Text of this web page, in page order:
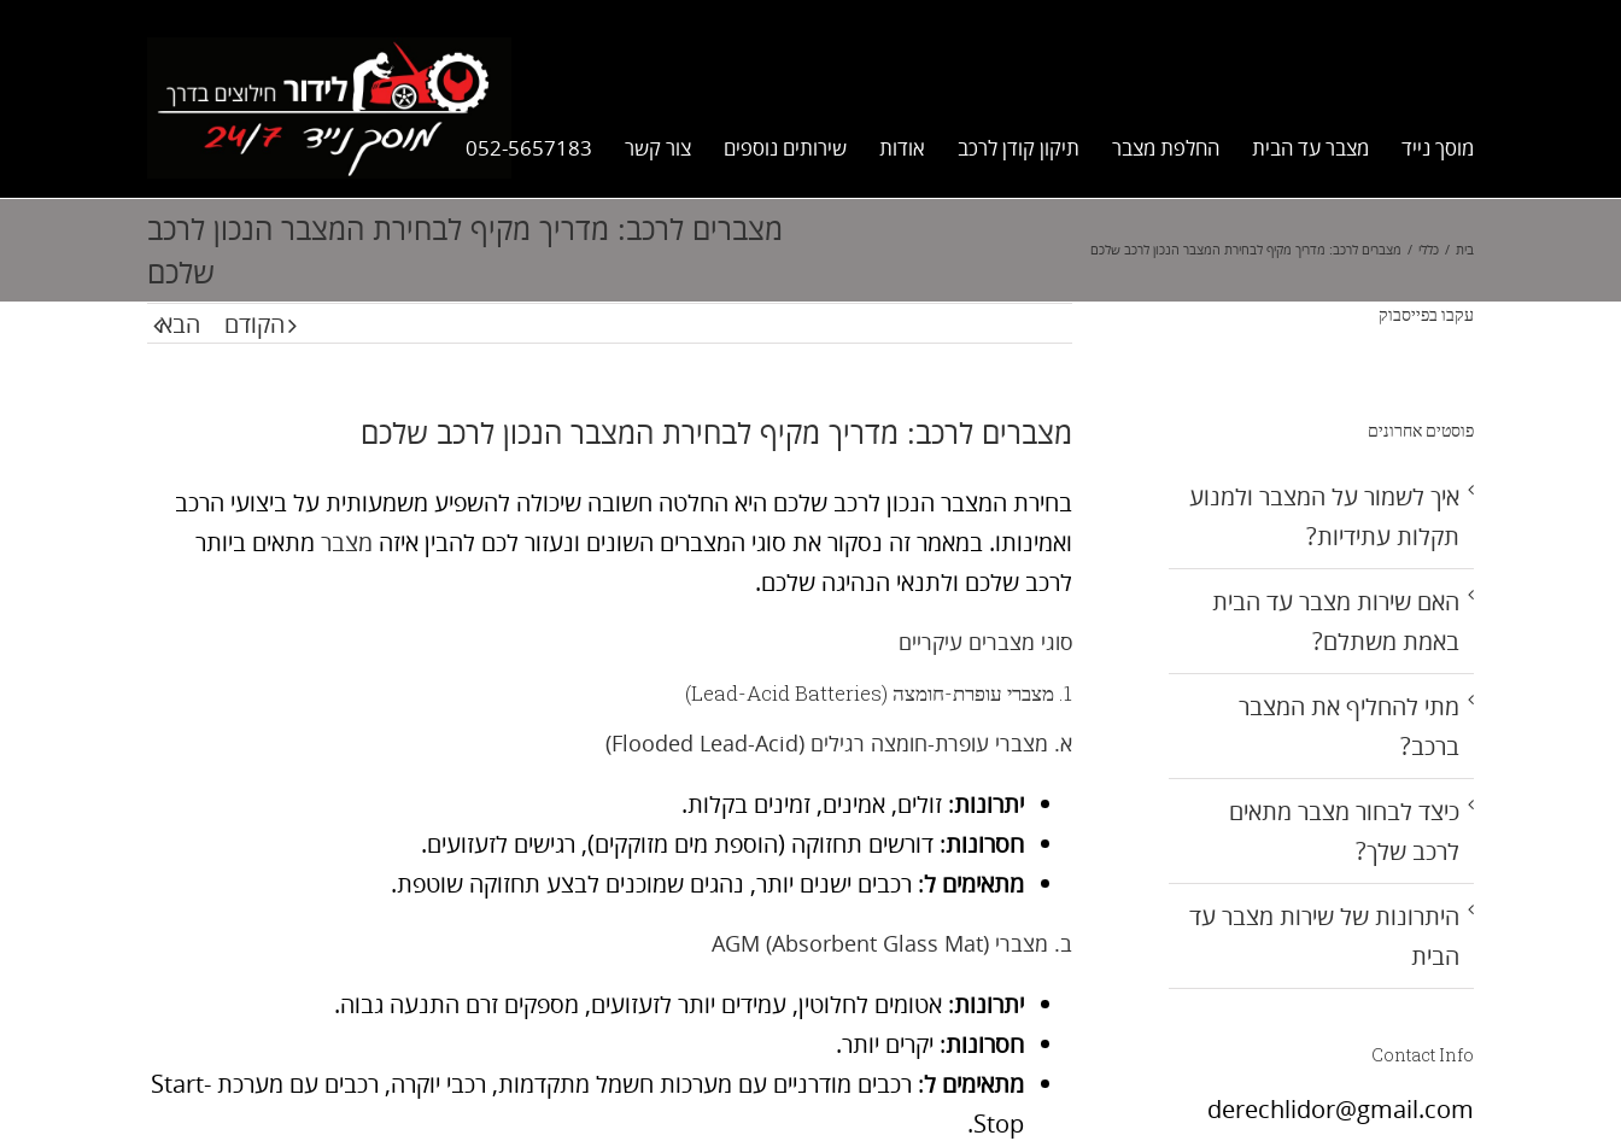
מוסך נייד מצבר עד הבית החלפת מצבר תיקון קודן לרכב אודות שירותים נוספים צור קשר 052-5657183
מצברים לרכב: מדריך מקיף לבחירת המצבר הנכון לרכב
שלכם
בית / כללי / מצברים לרכב: מדריך מקיף לבחירת המצבר הנכון לרכב שלכם
הקודם הבא
מצברים לרכב: מדריך מקיף לבחירת המצבר הנכון לרכב שלכם
בחירת המצבר הנכון לרכב שלכם היא החלטה חשובה שיכולה להשפיע משמעותית על ביצועי הרכב
ואמינותו. במאמר זה נסקור את סוגי המצברים השונים ונעזור לכם להבין איזה מצבר מתאים ביותר
לרכב שלכם ולתנאי הנהיגה שלכם.
סוגי מצברים עיקריים
1. מצברי עופרת-חומצה (Lead-Acid Batteries)
א. מצברי עופרת-חומצה רגילים (Flooded Lead-Acid)
יתרונות: זולים, אמינים, זמינים בקלות.
חסרונות: דורשים תחזוקה (הוספת מים מזוקקים), רגישים לזעזועים.
מתאימים ל: רכבים ישנים יותר, נהגים שמוכנים לבצע תחזוקה שוטפת.
ב. מצברי AGM (Absorbent Glass Mat)
יתרונות: אטומים לחלוטין, עמידים יותר לזעזועים, מספקים זרם התנעה גבוה.
חסרונות: יקרים יותר.
מתאימים ל
: רכבים מודרניים עם מערכות חשמל מתקדמות, רכבי יוקרה, רכבים עם מערכת Start-
Stop.
עקבו בפייסבוק
פוסטים אחרונים
איך לשמור על המצבר ולמנוע
תקלות עתידיות?
האם שירות מצבר עד הבית
באמת משתלם?
מתי להחליף את המצבר
ברכב?
כיצד לבחור מצבר מתאים
לרכב שלך?
היתרונות של שירות מצבר עד
הבית
Contact Info
derechlidor@gmail.com